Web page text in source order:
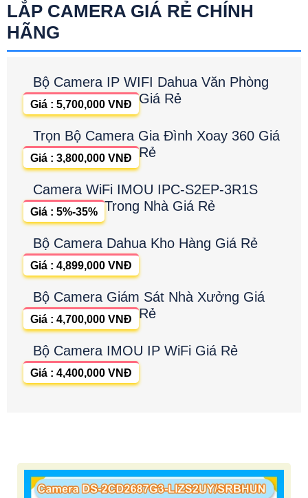
LẮP CAMERA GIÁ RẺ CHÍNH
HÃNG
Bộ Camera IP WIFI Dahua Văn Phòng
Giá Rẻ
Giá : 5,700,000 VNĐ
Trọn Bộ Camera Gia Đình Xoay 360 Giá
Rẻ
Giá : 3,800,000 VNĐ
Camera WiFi IMOU IPC-S2EP-3R1S
Trong Nhà Giá Rẻ
Giá : 5%-35%
Bộ Camera Dahua Kho Hàng Giá Rẻ
Giá : 4,899,000 VNĐ
Bộ Camera Giám Sát Nhà Xưởng Giá
Rẻ
Giá : 4,700,000 VNĐ
Bộ Camera IMOU IP WiFi Giá Rẻ
Giá : 4,400,000 VNĐ